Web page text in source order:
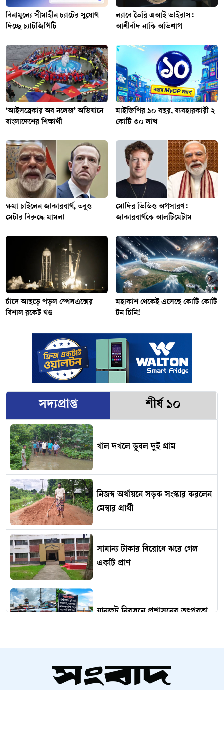
বিনামূল্যে সীমাহীন চ্যাটের সুযোগ
দিচ্ছে চ্যাটজিপিটি
ল্যাবে তৈরি এআই ভাইরাস:
আশীর্বাদ নাকি অভিশাপ
‘আইসব্রেকার অব নলেজ’ অভিযানে
বাংলাদেশের শিক্ষার্থী
মাইজিপির ১০ বছর, ব্যবহারকারী ২
কোটি ৩০ লাখ
ক্ষমা চাইলেন জাকারবার্গ, তবুও
মেটার বিরুদ্ধে মামলা
মোদির ভিডিও অপসারণ:
জাকারবার্গকে আলটিমেটাম
চাঁদে আছড়ে পড়ল স্পেসএক্সের
বিশাল রকেট খণ্ড
মহাকাশ থেকেই এসেছে কোটি কোটি
টন চিনি!
সদ্যপ্রাপ্ত শীর্ষ ১০
খাল দখলে ডুবল দুই গ্রাম
নিজস্ব অর্থায়নে সড়ক সংস্কার করলেন
মেম্বার প্রার্থী
সামান্য টাকার বিরোধে ঝরে গেল
একটি প্রাণ
যানজট নিরসনে প্রশাসনের তৎপরতা
লোকনৃত্যের বিচিত্র জগৎ